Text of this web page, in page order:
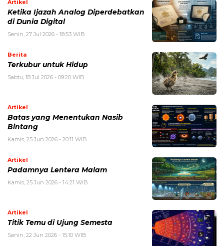
Artikel
Ketika Ijazah Analog Diperdebatkan
di Dunia Digital
Senin, 27 Jul 2026 - 18:53 WIB
Berita
Terkubur untuk Hidup
Sabtu, 18 Jul 2026 - 09:20 WIB
Artikel
Batas yang Menentukan Nasib
Bintang
Kamis, 25 Jun 2026 - 20:11 WIB
Artikel
Padamnya Lentera Malam
Kamis, 25 Jun 2026 - 14:21 WIB
Artikel
Titik Temu di Ujung Semesta
Senin, 22 Jun 2026 - 15:10 WIB